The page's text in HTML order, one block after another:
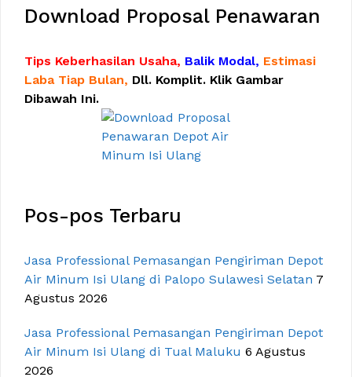
Download Proposal Penawaran
Tips Keberhasilan Usaha, Balik Modal, Estimasi
Laba Tiap Bulan, Dll. Komplit. Klik Gambar
Dibawah Ini.
Pos-pos Terbaru
Jasa Professional Pemasangan Pengiriman Depot
Air Minum Isi Ulang di Palopo Sulawesi Selatan 7
Agustus 2026
Jasa Professional Pemasangan Pengiriman Depot
Air Minum Isi Ulang di Tual Maluku 6 Agustus
2026